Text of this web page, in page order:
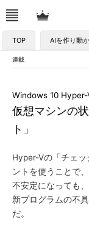
TOP AIを作り動
連載
仮想マシンの
ト」
Windows 10 Hyper-
Hyper-Vの「チェ
ントを使うことで
不安定になっても
新プログラムの不
だ。